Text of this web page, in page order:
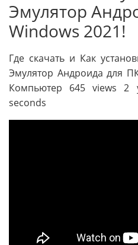
Эмулятор
Windows 2021!
Где скачать и Как
Эмулятор Андроида для
Компьютер 645 views
seconds